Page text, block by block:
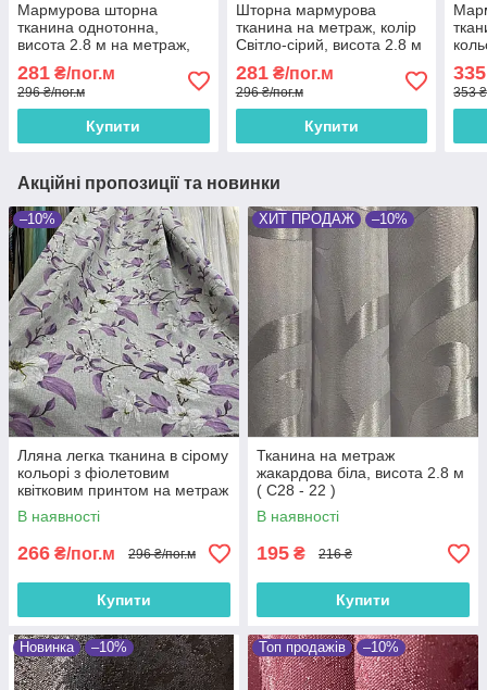
Мармурова шторна
тканина однотонна,
висота 2.8 м на метраж,
Темно-коричневий (M23-
12)
281 ₴/пог.м
296 ₴/пог.м
Купити
Шторна мармурова
тканина на метраж, колір
Світло-сірий, висота 2.8 м
(M23-2)
281₴/пог.м
296 ₴/пог.м
Купити
335
353
Акційні пропозиції та новинки
–10%
Лляна легка тканина в сірому
кольорі з фіолетовим
квітковим принтом на метраж
(M1-622-7)
В наявності
266 ₴/пог.м 296 ₴/пог.м
Купити
ХИТ ПРОДАЖ –10%
Тканина на метраж
жакардова біла, висота 2.8 м
( С28 - 22 )
В наявності
195 ₴ 216 ₴
Купити
Новинка –10% Топ продажів –10%